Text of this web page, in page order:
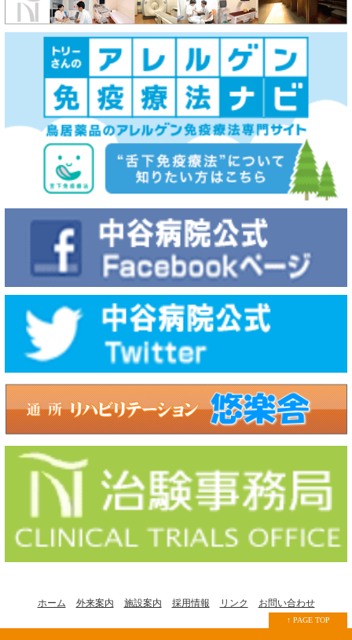
ホーム 外来案内 施設案内 採用情報 リンク お問い合わせ
↑ PAGE TOP